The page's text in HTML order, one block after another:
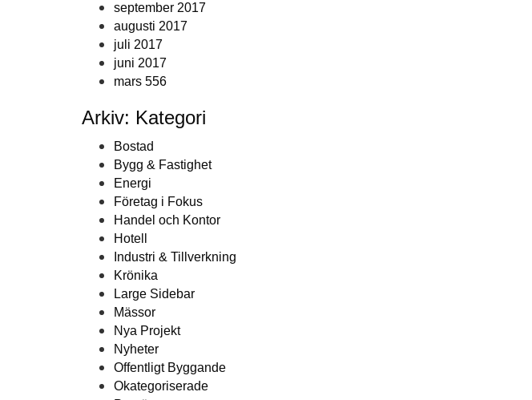
september 2017
augusti 2017
juli 2017
juni 2017
mars 556
Arkiv: Kategori
Bostad
Bygg & Fastighet
Energi
Företag i Fokus
Handel och Kontor
Hotell
Industri & Tillverkning
Krönika
Large Sidebar
Mässor
Nya Projekt
Nyheter
Offentligt Byggande
Okategoriserade